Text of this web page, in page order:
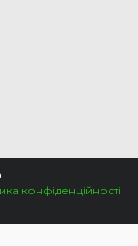
конфіденційності